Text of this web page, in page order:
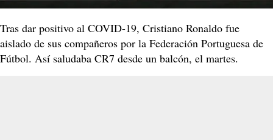
Tras dar positivo al COVID-19, Cristiano Ronaldo fue
aislado de sus compañeros por la Federación Portuguesa de
Fútbol. Así saludaba CR7 desde un balcón, el martes.